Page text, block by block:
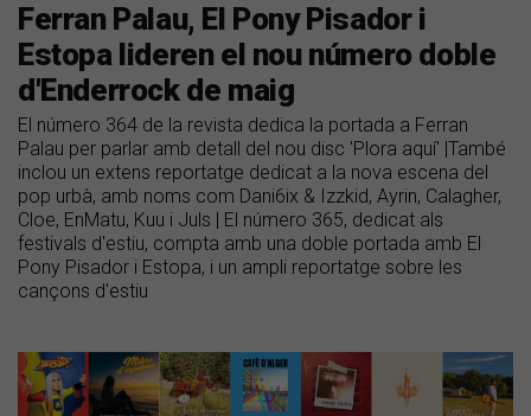
Ferran Palau, El Pony Pisador i
Estopa lideren el nou número doble
d'Enderrock de maig
El número 364 de la revista dedica la portada a Ferran
Palau per parlar amb detall del nou disc 'Plora aquí' |També
inclou un extens reportatge dedicat a la nova escena del
pop urbà, amb noms com Dani6ix & Izzkid, Ayrin, Calagher,
Cloe, EnMatu, Kuu i Juls | El número 365, dedicat als
festivals d'estiu, compta amb una doble portada amb El
Pony Pisador i Estopa, i un ampli reportatge sobre les
cançons d'estiu